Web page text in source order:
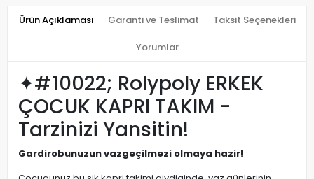
Ürün Açıklaması Garanti ve Teslimat Taksit Seçenekleri
Yorumlar
✦#10022; Rolypoly ERKEK
ÇOCUK KAPRI TAKIM -
Tarzinizi Yansitin!
Gardirobunuzun vazgeçilmezi olmaya hazir!